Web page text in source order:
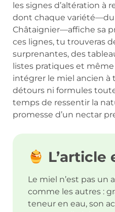
les signes d’altération à
dont chaque variété—du
Châtaignier—affiche sa
ces lignes, tu trouveras
surprenantes, des
listes pratiques et
intégrer le miel ancien à
détours ni formules
temps de ressentir la
promesse d’un nectar
L’article
Le miel n’est pas un
comme les autres :
teneur en eau, son